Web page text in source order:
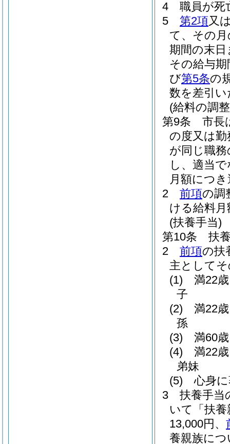
4
職員が死
5
第2項又
て、その
期間の末
その給与
び第5条の
数を差引
(給料の調
第9条
市長
の度又は勤
が同じ職
し、適当
月額につ
2
前項の調
ける給料
(扶養手当)
第10条
扶
2
前項の扶
主として
(1)
満22
子
(2)
満22
孫
(3)
満60
(4)
満22
弟妹
(5)
心身
3
扶養手当
いて「扶
13,000円、
養親族に